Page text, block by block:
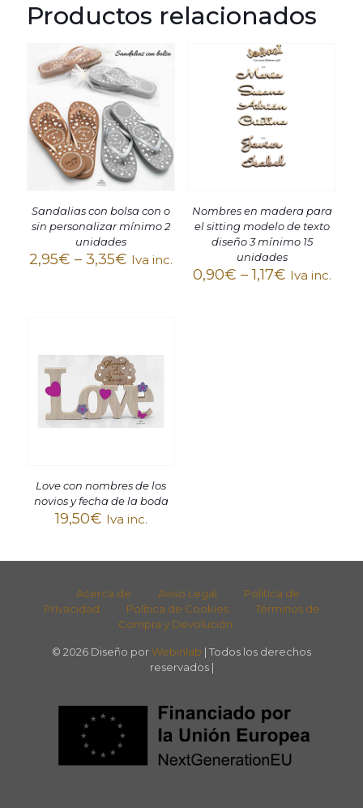
Productos relacionados
Sandalias con bolsa con o
sin personalizar mínimo 2
unidades
2,95€ –3,35€ Iva inc.
Nombres en madera para
el sitting modelo de texto
diseño 3 mínimo 15
unidades
0,90€ –1,17€ Iva inc.
Love con nombres de los
novios y fecha de la boda
19,50€ Iva inc.
Acerca de Aviso Legal
Política de
Privacidad
Política de Cookies
Términos de
Compra y Devolución
© 2026 Diseño por Webinlab | Todos los derechos
reservados |